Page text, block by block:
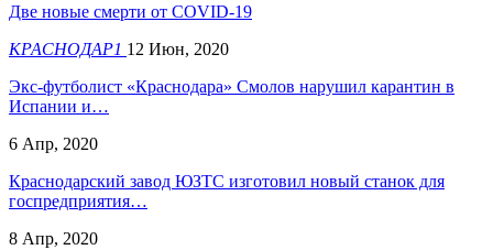
Две новые смерти от COVID-19
КРАСНОДАР1 12 Июн, 2020
Экс-футболист «Краснодара» Смолов нарушил карантин в
Испании и…
6 Апр, 2020
Краснодарский завод ЮЗТС изготовил новый станок для
госпредприятия…
8 Апр, 2020